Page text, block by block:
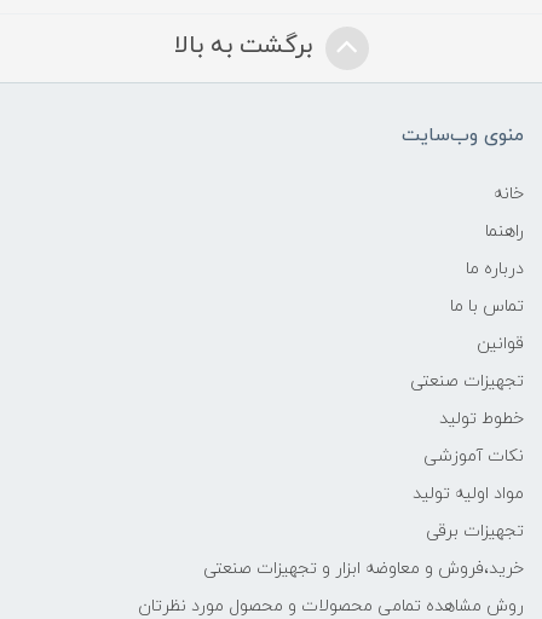
برگشت به بالا
منوی وب‌سایت
خانه
راهنما
درباره ما
تماس با ما
قوانین
تجهیزات صنعتی
خطوط تولید
نکات آموزشی
مواد اولیه تولید
تجهیزات برقی
خرید،فروش و معاوضه ابزار و تجهیزات صنعتی
روش مشاهده تمامی محصولات و محصول مورد نظرتان